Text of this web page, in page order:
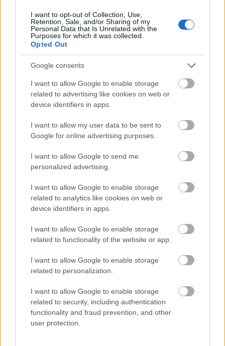
I want to opt-out of Collection, Use,
Retention, Sale, and/or Sharing of my
Personal Data that Is Unrelated with the
Purposes for which it was collected.
Opted Out
Google consents
I want to allow Google to enable storage
related to advertising like cookies on web or
device identifiers in apps.
I want to allow my user data to be sent to
Google for online advertising purposes.
I want to allow Google to send me
personalized advertising.
I want to allow Google to enable storage
related to analytics like cookies on web or
device identifiers in apps.
I want to allow Google to enable storage
related to functionality of the website or app.
I want to allow Google to enable storage
related to personalization.
I want to allow Google to enable storage
related to security, including authentication
functionality and fraud prevention, and other
user protection.
BEST OFINTERNET